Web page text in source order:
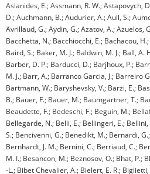
Aslanides, E.; Assmann, R. W.; Astapovych,
D.; Auchmann, B.; Audurier, A.; Aull, S.;
Avrillaud, G.; Aydin, G.; Azatov, A.; Azuelos,
Bacchetta, N.; Bacchiocchi, E.; Bachacou,
Baird, S.; Baker, M. J.; Baldwin, M. J.; Ball,
Barber, D. P.; Barducci, D.; Barjhoux, P.;
M. J.; Barr, A.; Barranco Garcia, J.; Barreiro
Bartmann, W.; Baryshevsky, V.; Barzi, E.;
B.; Bauer, F.; Bauer, M.; Baumgartner, T.;
Beaudette, F.; Bedeschi, F.; Beguin, M.;
Bellegarde, N.; Belli, E.; Bellingeri, E.;
S.; Bencivenni, G.; Benedikt, M.; Bernardi,
Bernhardt, J. M.; Bernini, C.; Berriaud, C.;
M. I.; Besancon, M.; Beznosov, O.; Bhat, P.;
-L.; Bibet Chevalier, A.; Bielert, E. R.;